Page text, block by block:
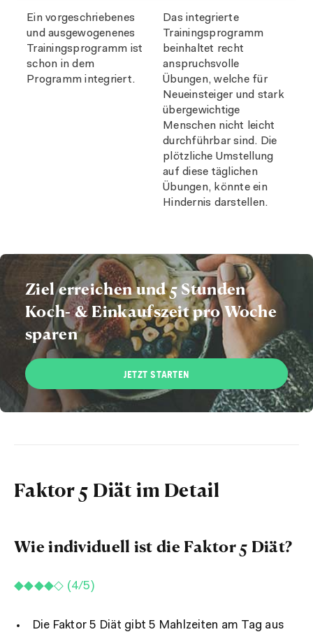
Ein vorgeschriebenes
und ausgewogenenes
Trainingsprogramm ist
schon in dem
Programm integriert.
Das integrierte
Trainingsprogramm
beinhaltet recht
anspruchsvolle
Übungen, welche für
Neueinsteiger und stark
übergewichtige
Menschen nicht leicht
durchführbar sind. Die
plötzliche Umstellung
auf diese täglichen
Übungen, könnte ein
Hindernis darstellen.
Ziel erreichen und 5 Stunden
Koch- & Einkaufszeit pro Woche
sparen
JETZT STARTEN
Faktor 5 Diät im Detail
Wie individuell ist die Faktor 5 Diät?
◆◆◆◆◇ (4/5)
Die Faktor 5 Diät gibt 5 Mahlzeiten am Tag aus